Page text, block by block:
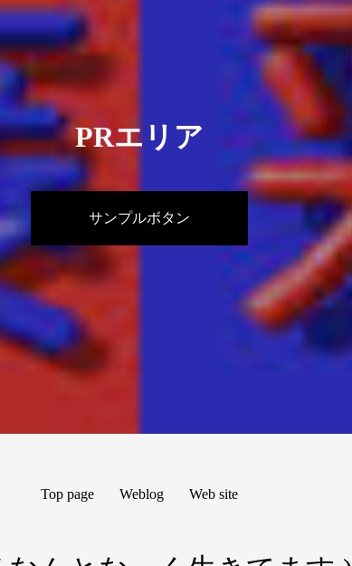
PRエリア
サンプルボタン
Top page Weblog Web site